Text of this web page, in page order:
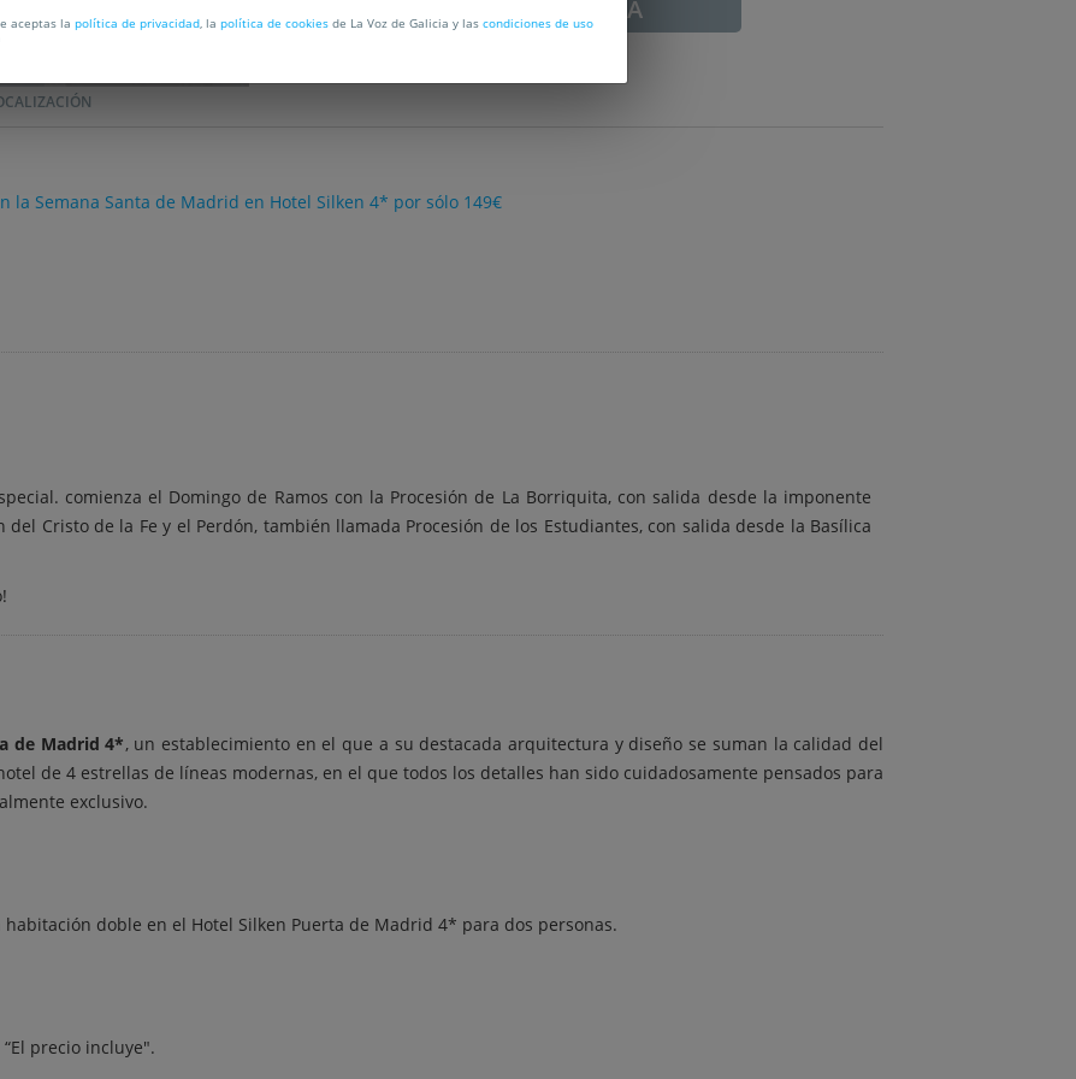
CADUCADA
la Semana Santa de Madrid en Hotel Silken 4* por sólo 149€
comienza el Domingo de Ramos con la Procesión de La Borriquita, con salida desde la imponente
del Cristo de la Fe y el Perdón, también llamada Procesión de los Estudiantes, con salida desde la Basílica
de Madrid 4*, un establecimiento en el que a su destacada arquitectura y diseño se suman la calidad del
de 4 estrellas de líneas modernas, en el que todos los detalles han sido cuidadosamente pensados para
exclusivo.
habitación doble en el Hotel Silken Puerta de Madrid 4* para dos personas.
precio incluye".
aceptas la política de privacidad , la política de cookies de La Voz de Galicia y las condiciones de uso